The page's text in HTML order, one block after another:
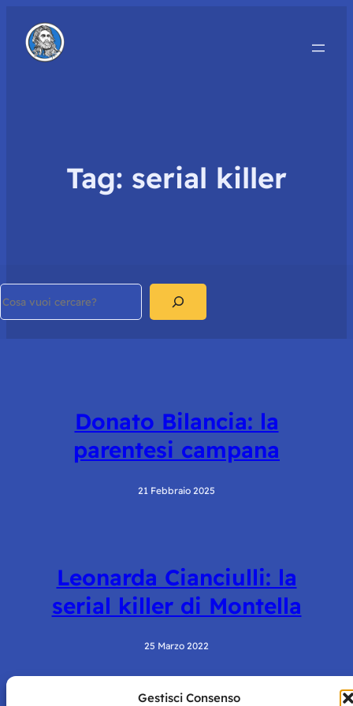
Gestisci Consenso
Tag: serial killer
Donato Bilancia: la
parentesi campana
21 Febbraio 2025
Leonarda Cianciulli: la
serial killer di Montella
25 Marzo 2022